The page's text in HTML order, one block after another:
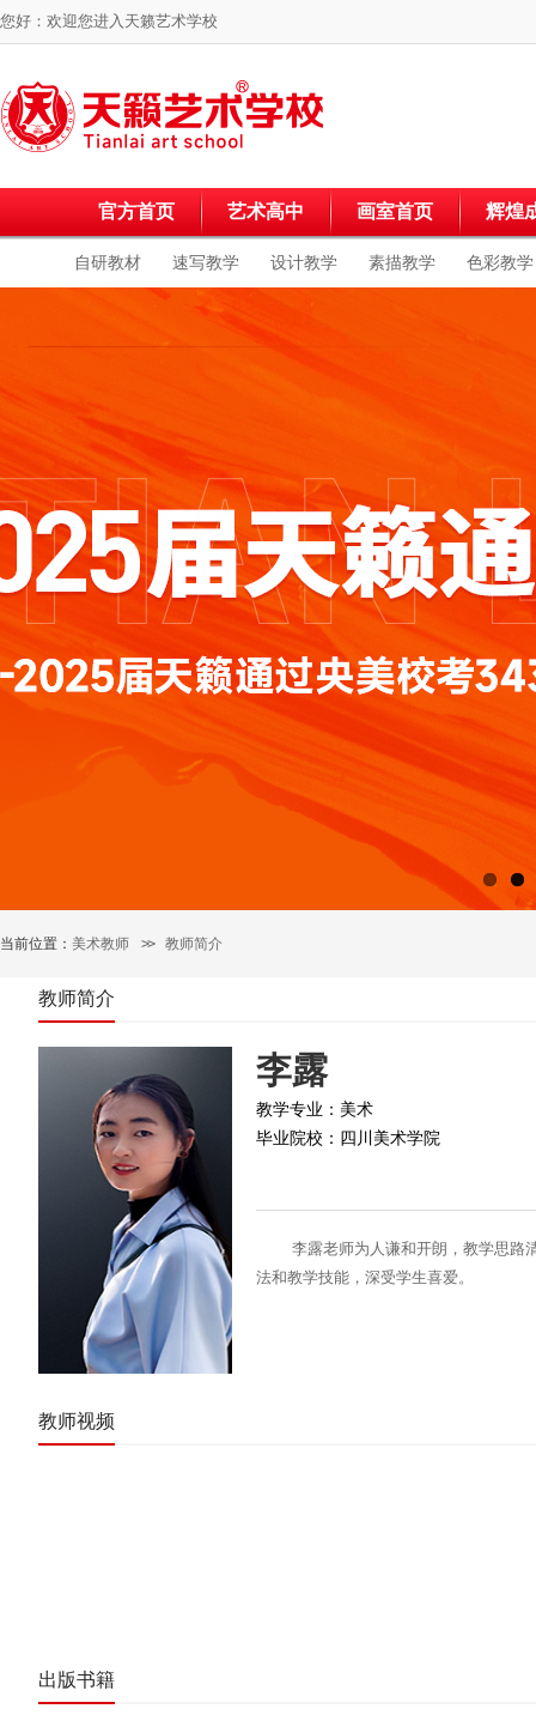
您好：欢迎您进入 天籁艺术学校
官方首页 艺术高中 画室首页 辉煌
自研教材 速写教学 设计教学 素描教学 色彩教学
当前位置： 美术教师 >> 教师简介
教师简介
李露
教学专业： 美术
毕业院校： 四川美术学院
李露老师为人谦和开朗，教学思路
法和教学技能，深受学生喜爱。
教师视频
出版书籍